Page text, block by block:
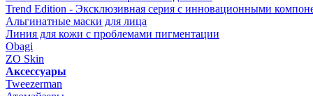
Trend Edition - Эксклюзивная серия с инновационными
Альгинатные маски для лица
Линия для кожи с проблемами пигментации
Obagi
ZO Skin
Aксессуары
Tweezerman